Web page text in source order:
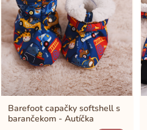
Barefoot capačky softshell s
barančekom - Autíčka